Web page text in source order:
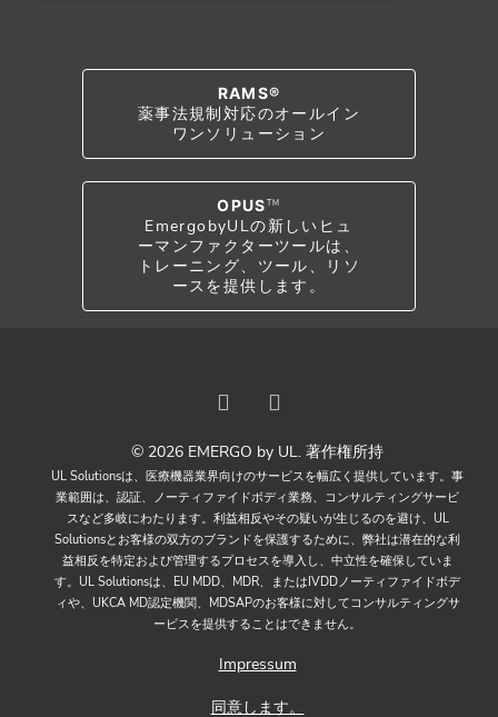
RAMS®
薬事法規制対応のオールイン
ワンソリューション
OPUS TM
EmergobyULの新しいヒュ
ーマンファクターツールは、
トレーニング、ツール、リソ
ースを提供します。
© 2026 EMERGO by UL. 著作権所持
UL Solutionsは、医療機器業界向けのサービスを幅広く提供しています。事
業範囲は、認証、ノーティファイドボディ業務、コンサルティングサービ
スなど多岐にわたります。利益相反やその疑いが生じるのを避け、UL
Solutionsとお客様の双方のブランドを保護するために、弊社は潜在的な利
益相反を特定および管理するプロセスを導入し、中立性を確保していま
す。UL Solutionsは、EU MDD、MDR、またはIVDDノーティファイドボデ
ィや、UKCA MD認定機関、MDSAPのお客様に対してコンサルティングサ
ービスを提供することはできません。
Impressum
同意します。